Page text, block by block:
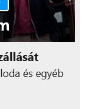
rögtön
a
is tudunk,
menüben.